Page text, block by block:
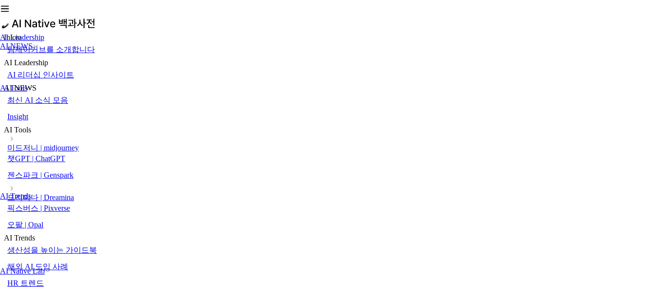
AI Leadership
AI NEWS
AI Tools
AI Trends
AI Native Lab
Inicio
팀제이커브를 소개합니다
AI Leadership
AI 리더십 인사이트
AI NEWS
최신 AI 소식 모음
Insight
AI Tools
미드저니 | midjourney
챗GPT | ChatGPT
젠스파크 | Genspark
드리미나 | Dreamina
픽스버스 | Pixverse
오팔 | Opal
AI Trends
생산성을 높이는 가이드북
해외 AI 도입 사례
HR 트렌드